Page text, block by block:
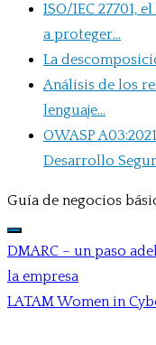
ISO/IEC 27701,
a proteger...
La
Análisis de los
lenguaje...
OWASP
Desarrollo
Guía de negocios
DMARC – un paso
la empresa
LATAM Women in